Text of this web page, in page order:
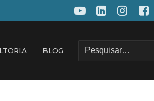
BLOG
Pesquisar
por: